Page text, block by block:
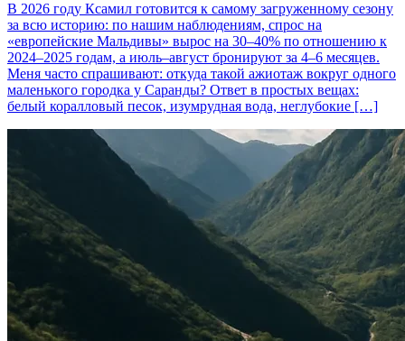
В 2026 году Ксамил готовится к самому загруженному сезону
за всю историю: по нашим наблюдениям, спрос на
«европейские Мальдивы» вырос на 30–40% по отношению к
2024–2025 годам, а июль–август бронируют за 4–6 месяцев.
Меня часто спрашивают: откуда такой ажиотаж вокруг одного
маленького городка у Саранды? Ответ в простых вещах:
белый коралловый песок, изумрудная вода, неглубокие […]